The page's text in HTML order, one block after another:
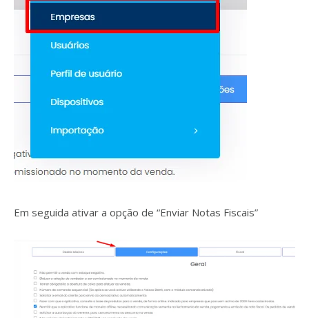
Em seguida ativar a opção de “Enviar Notas Fiscais”